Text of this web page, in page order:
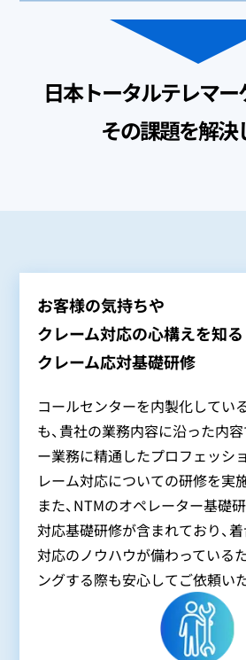
日本トータルテレマ
その課題を解決
お客様の気持ちや
クレーム対応の心構えを知る
クレーム応対基礎研修
コールセンターを内製化してい
も、貴社の業務内容に沿った内
ー業務に精通したプロフェッシ
レーム対応についての研修を実
また、NTMのオペレーター基礎
対応基礎研修が含まれており、
対応のノウハウが備わっている
ングする際も安心してご依頼い